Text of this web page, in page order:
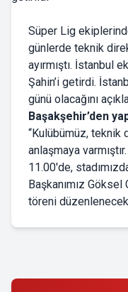
Süper Lig
günlerde teknik
ayırmıştı. İstanbul
Şahin’i getirdi.
günü olacağını
Başakşehir’den
“Kulübümüz,
anlaşmaya
11.00'de,
Başkanımız Göksel
töreni